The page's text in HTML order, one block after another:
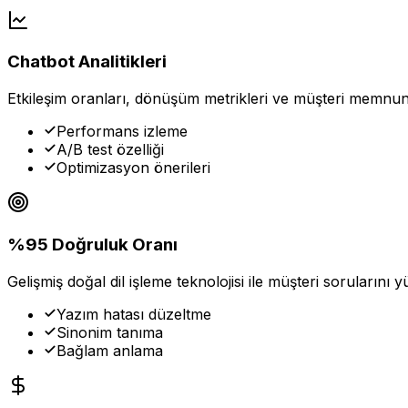
Chatbot Analitikleri
Etkileşim oranları, dönüşüm metrikleri ve müşteri
Performans izleme
A/B test özelliği
Optimizasyon önerileri
%95 Doğruluk Oranı
Gelişmiş doğal dil işleme teknolojisi ile müşteri sorularını
Yazım hatası düzeltme
Sinonim tanıma
Bağlam anlama